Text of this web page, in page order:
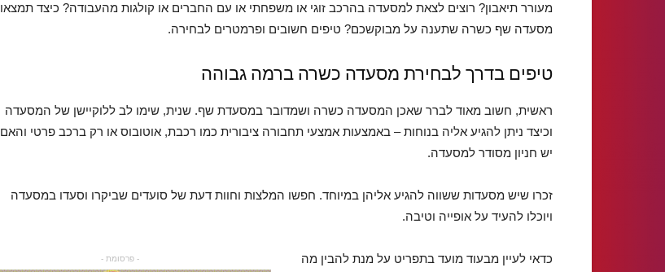
מעורר תיאבון? רוצים לצאת למסעדה בהרכב זוגי או משפחתי או עם החברים או קולגות מהעבודה? כיצד תמצאו
מסעדה שף כשרה שתענה על מבוקשכם? טיפים חשובים ופרמטרים לבחירה.
טיפים בדרך לבחירת מסעדה כשרה ברמה גבוהה
ראשית, חשוב מאוד לברר שאכן המסעדה כשרה ושמדובר במסעדת שף. שנית, שימו לב ללוקיישן של המסעדה
וכיצד ניתן להגיע אליה בנוחות – באמצעות אמצעי תחבורה ציבורית כמו רכבת, אוטובוס או רק ברכב פרטי והאם
יש חניון מסודר למסעדה.
זכרו שיש מסעדות ששווה להגיע אליהן במיוחד. חפשו המלצות וחוות דעת של סועדים שביקרו וסעדו במסעדה
ויוכלו להעיד על אופייה וטיבה.
- פרסומת -
כדאי לעיין מבעוד מועד בתפריט על מנת להבין מה